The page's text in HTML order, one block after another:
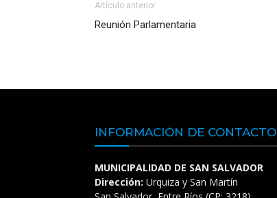
Artículo anterior
Reunión Parlamentaria
INFORMACIÓN DE CONTACTO
MUNICIPALIDAD DE SAN SALVADOR
Dirección: Urquiza y San Martín